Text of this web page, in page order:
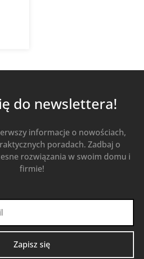
do newslettera!
informacje o nowościach,
poradach. Zadbaj o
rozwiązania w swoim domu i
firmie!